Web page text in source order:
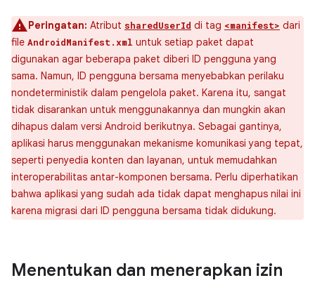
Peringatan: Atribut sharedUserId di tag <manifest> dari
file AndroidManifest.xml untuk setiap paket dapat
digunakan agar beberapa paket diberi ID pengguna yang
sama. Namun, ID pengguna bersama menyebabkan perilaku
nondeterministik dalam pengelola paket. Karena itu, sangat
tidak disarankan untuk menggunakannya dan mungkin akan
dihapus dalam versi Android berikutnya. Sebagai gantinya,
aplikasi harus menggunakan mekanisme komunikasi yang tepat,
seperti penyedia konten dan layanan, untuk memudahkan
interoperabilitas antar-komponen bersama. Perlu diperhatikan
bahwa aplikasi yang sudah ada tidak dapat menghapus nilai ini
karena migrasi dari ID pengguna bersama tidak didukung.
Menentukan dan menerapkan izin